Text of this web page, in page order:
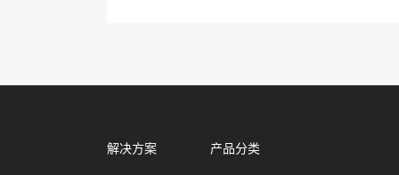
解决方案 产品分类